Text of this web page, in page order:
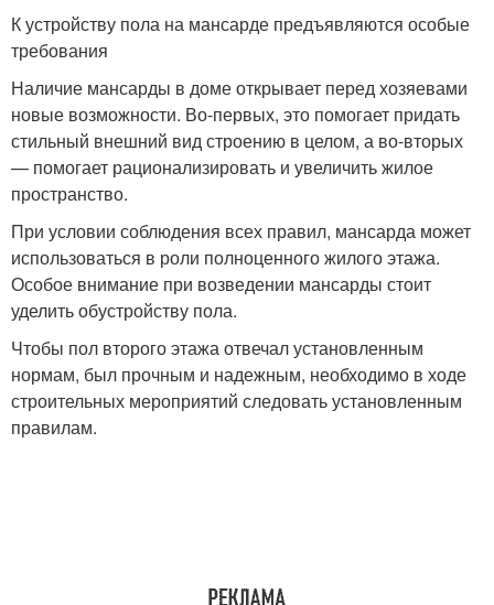
К устройству пола на мансарде предъявляются особые
требования
Наличие мансарды в доме открывает перед хозяевами
новые возможности. Во-первых, это помогает придать
стильный внешний вид строению в целом, а во-вторых
— помогает рационализировать и увеличить жилое
пространство.
При условии соблюдения всех правил, мансарда может
использоваться в роли полноценного жилого этажа.
Особое внимание при возведении мансарды стоит
уделить обустройству пола.
Чтобы пол второго этажа отвечал установленным
нормам, был прочным и надежным, необходимо в ходе
строительных мероприятий следовать установленным
правилам.